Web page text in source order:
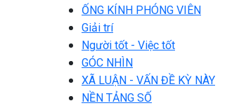
ỐNG KÍNH PHÓNG VIÊN
Giải trí
Người tốt - Việc tốt
GÓC NHÌN
XÃ LUẬN - VẤN ĐỀ KỲ NÀY
NỀN TẢNG SỐ